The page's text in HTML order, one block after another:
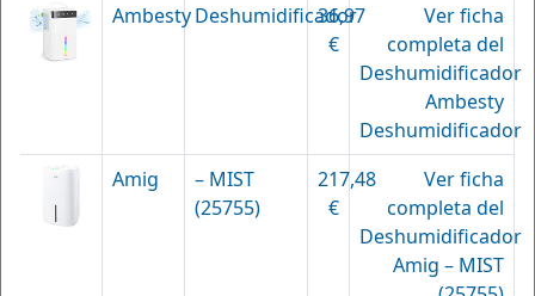
AmbestyDeshumidificador
36,97
€
Ver ficha
completa del
Deshumidificador
Ambesty
Deshumidificador
Amig
– MIST
(25755)
217,48
€
Ver ficha
completa del
Deshumidificador
Amig – MIST